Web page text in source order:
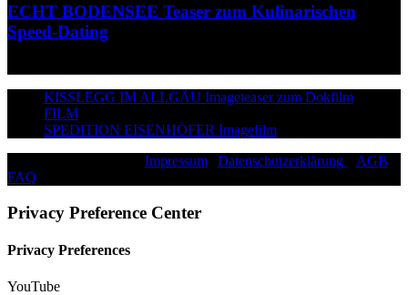
ECHT BODENSEE Teaser zum Kulinarischen
Speed-Dating
KISSLEGG IM ALLGÄU Imageteaser zum Dokfilm
FILM
SPEDITION EISENHÖFER Imagefilm
Impressum Datenschutzerklärung AGB
FAQ
Privacy Preference Center
Privacy Preferences
YouTube